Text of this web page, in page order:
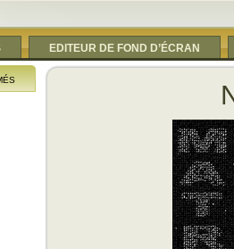
EDITEUR DE FOND D’ÉCRAN